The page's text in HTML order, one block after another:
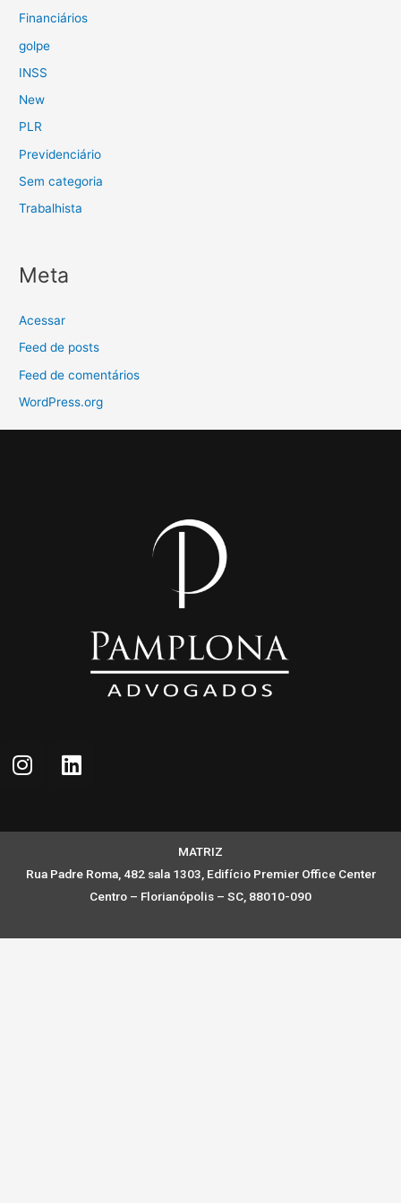
Financiários
golpe
INSS
New
PLR
Previdenciário
Sem categoria
Trabalhista
Meta
Acessar
Feed de posts
Feed de comentários
WordPress.org
MATRIZ
Rua Padre Roma, 482 sala 1303, Edifício Premier Office Center
Centro – Florianópolis – SC, 88010-090